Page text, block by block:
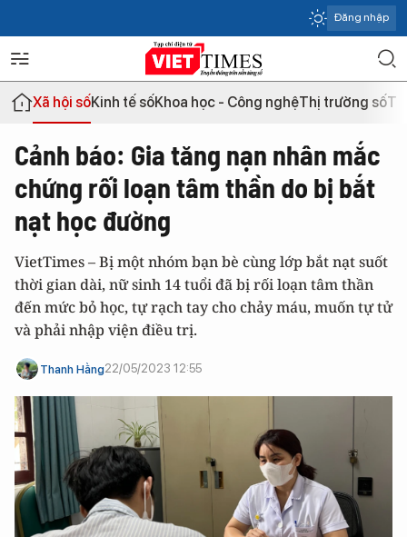
Đăng nhập
Xã hội sốKinh tế sốKhoa học - Công nghệThị trường số
Cảnh báo: Gia tăng nạn nhân mắc
chứng rối loạn tâm thần do bị bắt
nạt học đường
VietTimes – Bị một nhóm bạn bè cùng lớp bắt nạt suốt
thời gian dài, nữ sinh 14 tuổi đã bị rối loạn tâm thần
đến mức bỏ học, tự rạch tay cho chảy máu, muốn tự tử
và phải nhập viện điều trị.
Thanh Hằng22/05/2023 12:55